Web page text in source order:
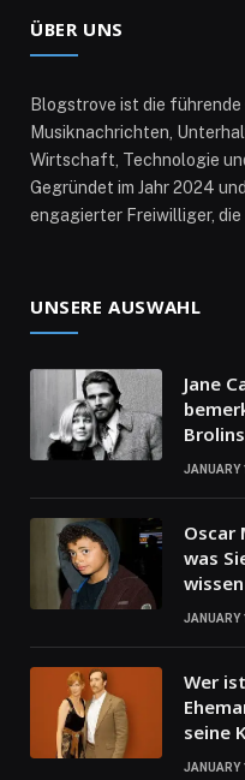
ÜBER UNS
Blogstrove ist die
Musiknachrichten,
Wirtschaft, Technologie
Gegründet im Jahr 2024
engagierter Freiwilliger, die
UNSERE AUSWAHL
Jane
JANUARY
Oscar
was
JANUARY
Wer
seine
JANUARY